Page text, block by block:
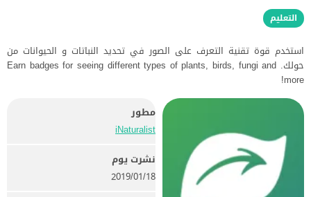
التعليم
استخدم قوة تقنية التعرف على الصور في تحديد النباتات و الحيوانات من
حولك. Earn badges for seeing different types of plants, birds, fungi and
more!
مطور
iNaturalist‏
نشرت يوم
18‏/01‏/2019